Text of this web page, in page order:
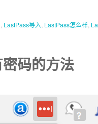
, LastPass导入, LastPass怎么样,
码的方法